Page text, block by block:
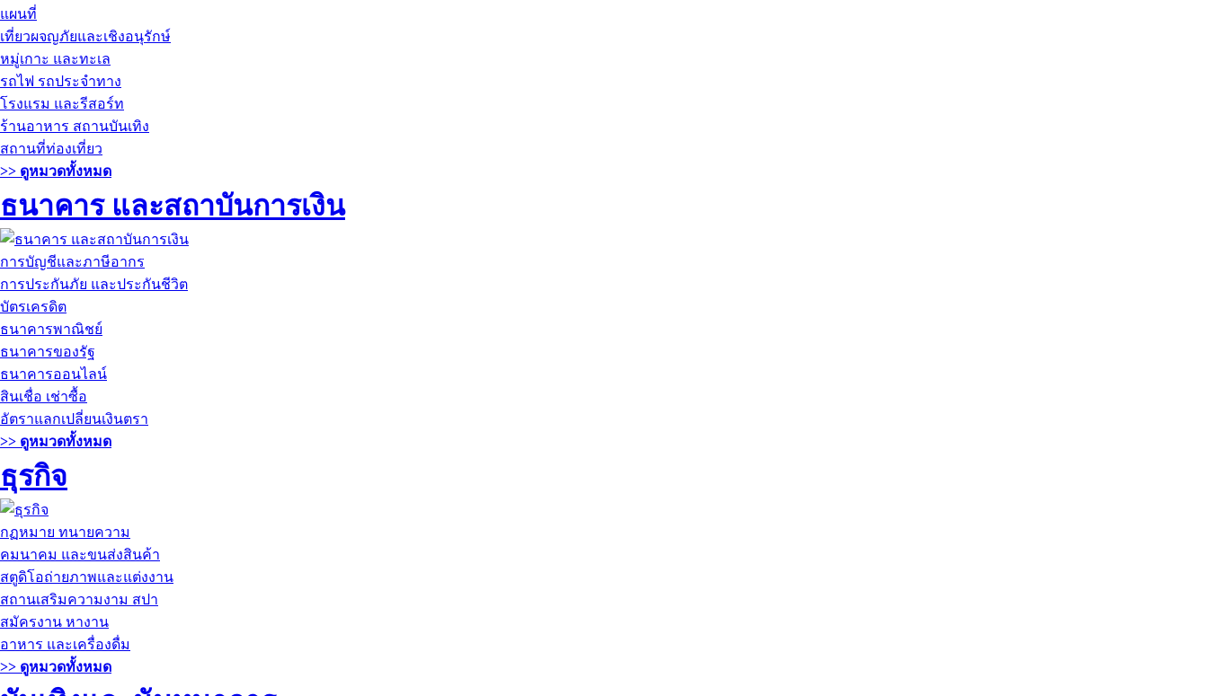
แผนที่
เที่ยวผจญภัยและเชิงอนุรักษ์
หมู่เกาะ และทะเล
รถไฟ รถประจำทาง
โรงแรม และรีสอร์ท
ร้านอาหาร สถานบันเทิง
สถานที่ท่องเที่ยว
>> ดูหมวดทั้งหมด
ธนาคาร และสถาบันการเงิน
การบัญชีและภาษีอากร
การประกันภัย และประกันชีวิต
บัตรเครดิต
ธนาคารพาณิชย์
ธนาคารของรัฐ
ธนาคารออนไลน์
สินเชื่อ เช่าซื้อ
อัตราแลกเปลี่ยนเงินตรา
>> ดูหมวดทั้งหมด
ธุรกิจ
กฏหมาย ทนายความ
คมนาคม และขนส่งสินค้า
สตูดิโอถ่ายภาพและแต่งงาน
สถานเสริมความงาม สปา
สมัครงาน หางาน
อาหาร และเครื่องดื่ม
>> ดูหมวดทั้งหมด